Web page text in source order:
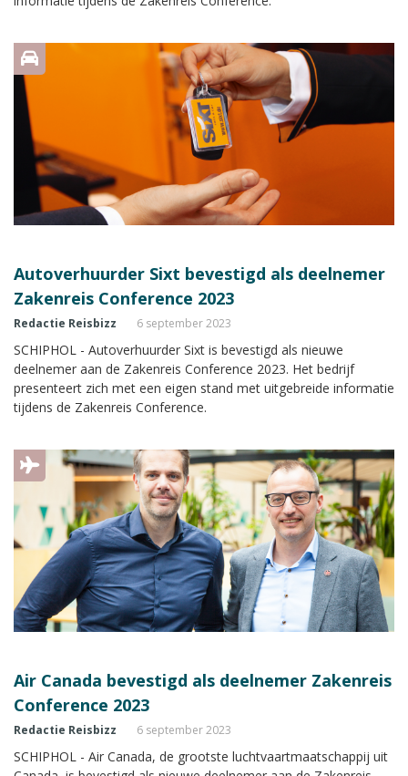
Autoverhuurder Sixt bevestigd als deelnemer
Zakenreis Conference 2023
Redactie Reisbizz 6 september 2023
SCHIPHOL - Autoverhuurder Sixt is bevestigd als nieuwe
deelnemer aan de Zakenreis Conference 2023. Het bedrijf
presenteert zich met een eigen stand met uitgebreide informatie
tijdens de Zakenreis Conference.
Air Canada bevestigd als deelnemer Zakenreis
Conference 2023
Redactie Reisbizz 6 september 2023
SCHIPHOL - Air Canada, de grootste luchtvaartmaatschappij uit